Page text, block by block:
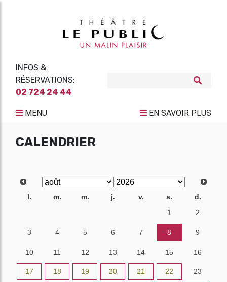
INFOS &
RÉSERVATIONS:
02 724 24 44
MENU EN SAVOIR PLUS
CALENDRIER
l. m. m. j. v. s.
d.
1 2
3 4 5 6 7 8 9
10 11 12 13 14 15 16
17 18 19 20 21 22 23